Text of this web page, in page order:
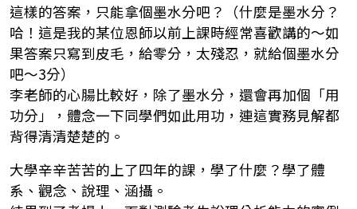
這樣的答案，只能拿個墨水分吧？（什麼是墨水分？
哈！這是我的某位恩師以前上課時經常喜歡講的～如
果答案只寫到皮毛，給零分，太殘忍，就給個墨水分
吧～3分）
李老師的心腸比較好，除了墨水分，還會再加個「用
功分」，體念一下同學們如此用功，連這實務見解都
背得清清楚楚的。
大學辛辛苦苦的上了四年的課，學了什麼？學了體
系、觀念、說理、涵攝。